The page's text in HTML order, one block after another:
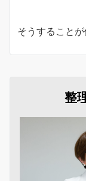
そうすること
整